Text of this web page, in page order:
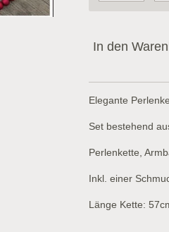
In den
Elegante
Set bestehend
Perlenkette,
Inkl. einer
Länge Kette: